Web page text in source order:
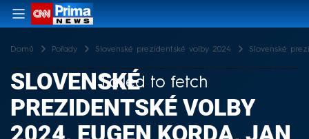
Domů Pořady Slovenské prezidentské volby 2024 Slovenské
Failed to fetch
SLOVENSKÉ
PREZIDENTSKÉ VOLBY